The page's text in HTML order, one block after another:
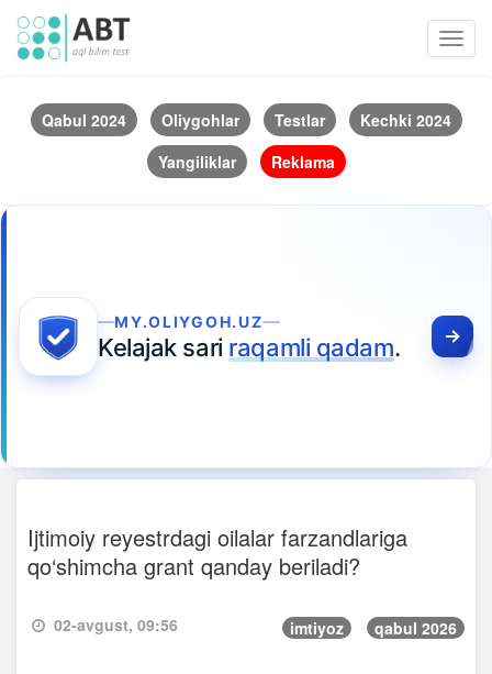
Qabul 2024 Oliygohlar Testlar
Kechki 2024
Yangiliklar
Reklama
MY.OLIYGOH.UZ
Kelajak sari raqamli qadam.
Ijtimoiy reyestrdagi oilalar farzandlariga
qo‘shimcha grant qanday beriladi?
02-avgust, 09:56 imtiyoz qabul 2026